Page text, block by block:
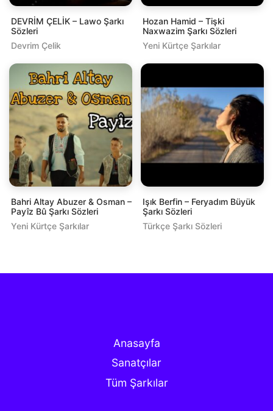
DEVRİM ÇELİK – Lawo Şarkı
Sözleri
Devrim Çelik
Hozan Hamid – Tişki
Naxwazim Şarkı Sözleri
Yeni Kürtçe Şarkılar
Bahri Altay Abuzer & Osman –
Payîz Bû Şarkı Sözleri
Yeni Kürtçe Şarkılar
Işık Berfin – Feryadım Büyük
Şarkı Sözleri
Türkçe Şarkı Sözleri
Anasayfa
Sanatçılar
Tüm Şarkılar